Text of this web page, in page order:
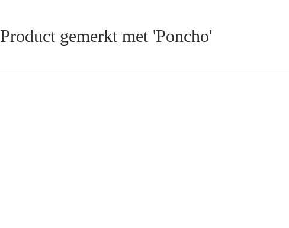
Product gemerkt met 'Poncho'